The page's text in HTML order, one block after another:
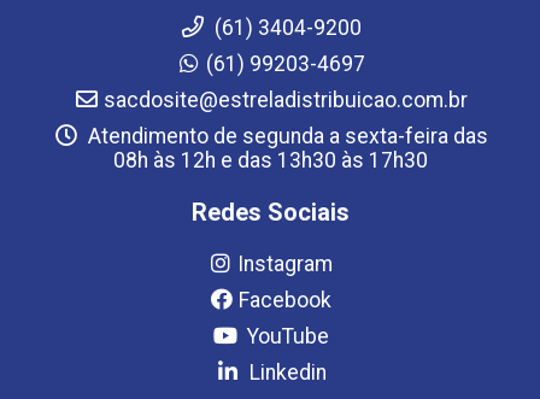
(61) 3404-9200
(61) 99203-4697
sacdosite@estreladistribuicao.com.br
Atendimento de segunda a sexta-feira das
08h às 12h e das 13h30 às 17h30
Redes Sociais
Instagram
Facebook
YouTube
Linkedin